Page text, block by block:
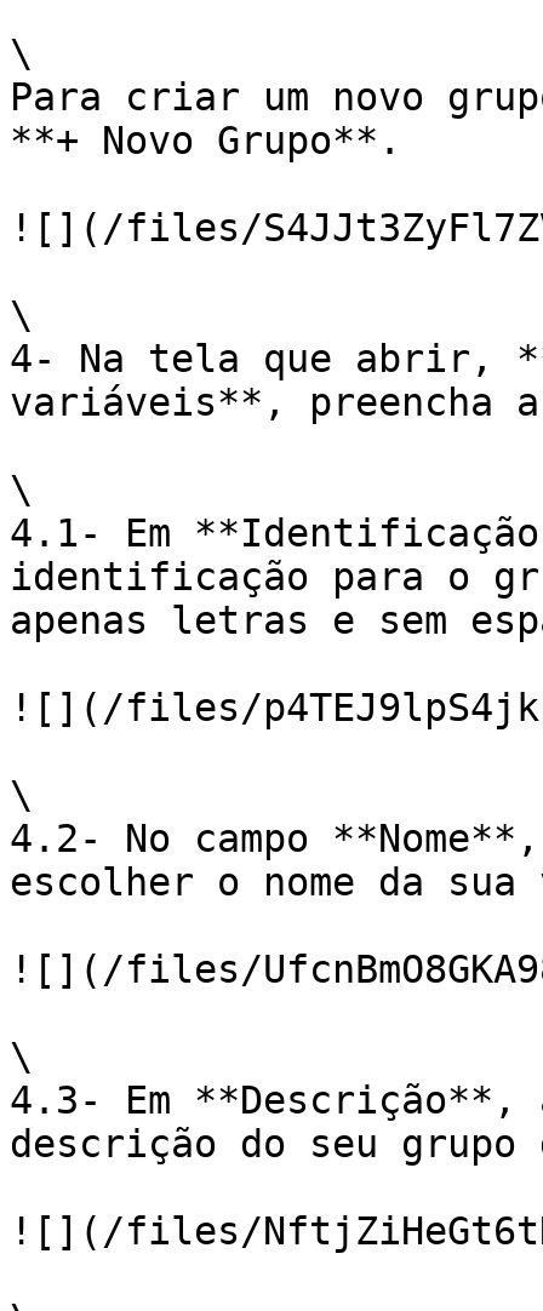
\
Para criar um novo
**+ Novo Grupo**.
![](/files/
\
4- Na tela que abrir,
variáveis**, preencha
\
4.1- Em
identificação para o
apenas letras e sem
![](/files/
\
4.2- No campo
escolher o nome da
![](/files/
\
4.3- Em **Descrição**,
descrição do seu
![](/files/